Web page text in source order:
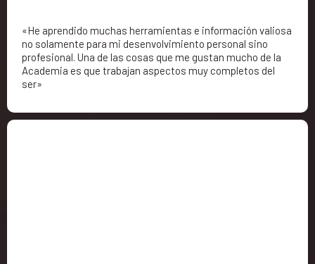
«He aprendido muchas herramientas e información valiosa
no solamente para mi desenvolvimiento personal sino
profesional. Una de las cosas que me gustan mucho de la
Academia es que trabajan aspectos muy completos del
ser»